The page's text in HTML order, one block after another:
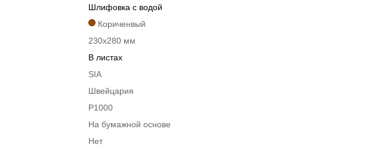
Шлифовка с водой
Кориченвый
230x280 мм
В листах
SIA
Швейцария
P1000
На бумажной основе
Нет